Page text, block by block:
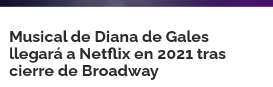
Musical de Diana de Gales
llegará a Netflix en 2021 tras
cierre de Broadway